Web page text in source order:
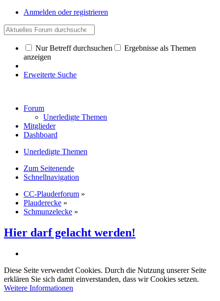
Anmelden oder registrieren
Nur Betreff durchsuchen
Ergebnisse als Themen
anzeigen
Erweiterte Suche
Forum
Unerledigte Themen
Mitglieder
Dashboard
Unerledigte Themen
Zum Seitenende
Schnellnavigation
CC-Plauderforum »
Plauderecke »
Schmunzelecke »
Hier darf gelacht werden!
Diese Seite verwendet Cookies. Durch die Nutzung unserer Seite
erklären Sie sich damit einverstanden, dass wir Cookies setzen.
Weitere Informationen